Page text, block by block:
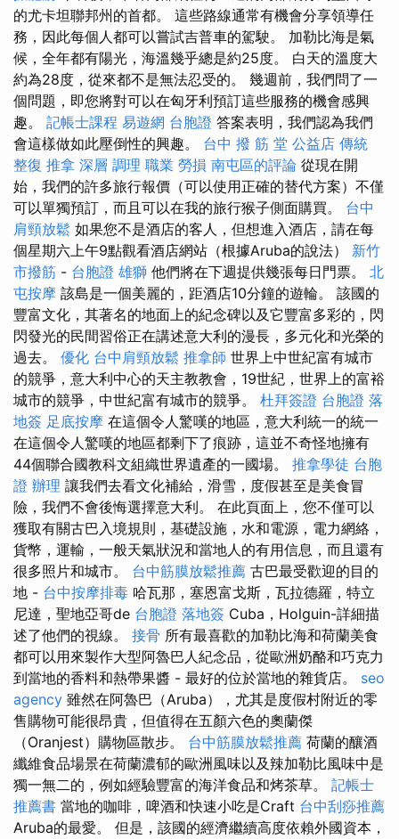
的尤卡坦聯邦州的首都。 這些路線通常有機會分享領導任
務，因此每個人都可以嘗試吉普車的駕駛。 加勒比海是氣
候，全年都有陽光，海溫幾乎總是約25度。 白天的溫度大
約為28度，從來都不是無法忍受的。 幾週前，我們問了一
個問題，即您將對可以在匈牙利預訂這些服務的機會感興
趣。 記帳士課程 易遊網 台胞證 答案表明，我們認為我們
會這樣做如此壓倒性的興趣。 台中 撥 筋 堂 公益店 傳統
整復 推拿 深層 調理 職業 勞損 南屯區的評論 從現在開
始，我們的許多旅行報價（可以使用正確的替代方案）不僅
可以單獨預訂，而且可以在我的旅行猴子側面購買。 台中
肩頸放鬆 如果您不是酒店的客人，但想進入酒店，請在每
個星期六上午9點觀看酒店網站（根據Aruba的說法） 新竹
市撥筋 - 台胞證 雄獅 他們將在下週提供幾張每日門票。 北
屯按摩 該島是一個美麗的，距酒店10分鐘的遊輪。 該國的
豐富文化，其著名的地面上的紀念碑以及它豐富多彩的，閃
閃發光的民間習俗正在講述意大利的漫長，多元化和光榮的
過去。 優化 台中肩頸放鬆 推拿師 世界上中世紀富有城市
的競爭，意大利中心的天主教教會，19世紀，世界上的富裕
城市的競爭，中世紀富有城市的競爭。 杜拜簽證 台胞證 落
地簽 足底按摩 在這個令人驚嘆的地區，意大利統一的統一
在這個令人驚嘆的地區都剩下了痕跡，這並不奇怪地擁有
44個聯合國教科文組織世界遺產的一國場。 推拿學徒 台胞
證 辦理 讓我們去看文化補給，滑雪，度假甚至是美食冒
險，我們不會後悔選擇意大利。 在此頁面上，您不僅可以
獲取有關古巴入境規則，基礎設施，水和電源，電力網絡，
貨幣，運輸，一般天氣狀況和當地人的有用信息，而且還有
很多照片和城市。 台中筋膜放鬆推薦 古巴最受歡迎的目的
地 - 台中按摩排毒 哈瓦那，塞恩富戈斯，瓦拉德羅，特立
尼達，聖地亞哥de 台胞證 落地簽 Cuba，Holguin-詳細描
述了他們的視線。 接骨 所有最喜歡的加勒比海和荷蘭美食
都可以用來製作大型阿魯巴人紀念品，從歐洲奶酪和巧克力
到當地的香料和熱帶果醬 - 最好的位於當地的雜貨店。 seo
agency 雖然在阿魯巴（Aruba），尤其是度假村附近的零
售購物可能很昂貴，但值得在五顏六色的奧蘭傑
（Oranjest）購物區散步。 台中筋膜放鬆推薦 荷蘭的釀酒
纖維食品場景在荷蘭濃郁的歐洲風味以及辣加勒比風味中是
獨一無二的，例如經驗豐富的海洋食品和烤茶草。 記帳士
推薦書 當地的咖啡，啤酒和快速小吃是Craft 台中刮痧推薦
Aruba的最愛。 但是，該國的經濟繼續高度依賴外國資本，